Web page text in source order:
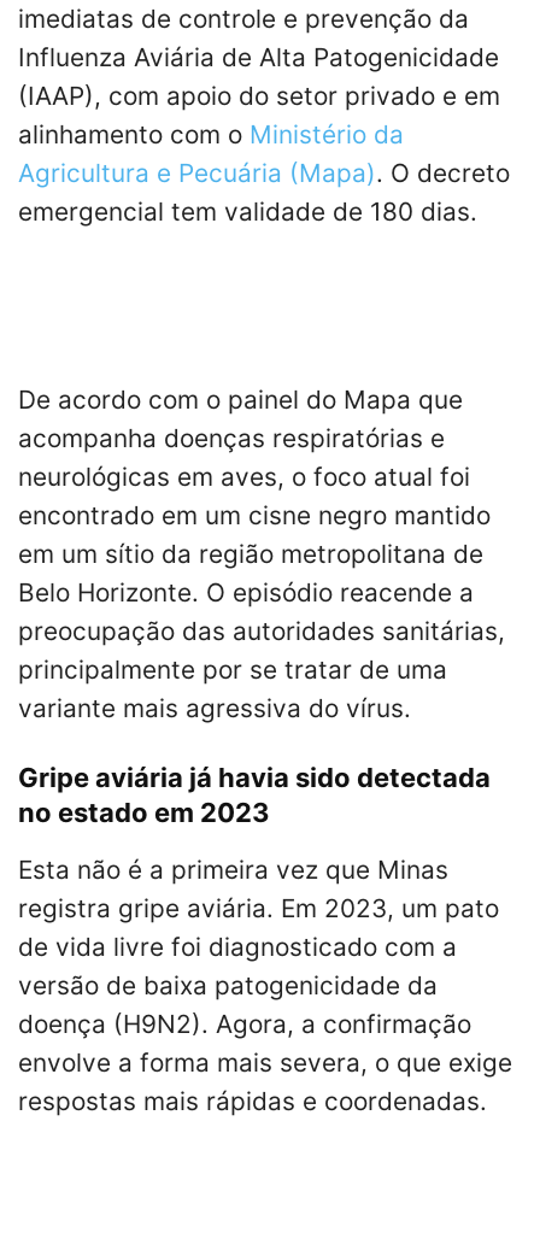
imediatas de controle e prevenção da
Influenza Aviária de Alta Patogenicidade
(IAAP), com apoio do setor privado e em
alinhamento com o Ministério da
Agricultura e Pecuária (Mapa). O decreto
emergencial tem validade de 180 dias.
De acordo com o painel do Mapa que
acompanha doenças respiratórias e
neurológicas em aves, o foco atual foi
encontrado em um cisne negro mantido
em um sítio da região metropolitana de
Belo Horizonte. O episódio reacende a
preocupação das autoridades sanitárias,
principalmente por se tratar de uma
variante mais agressiva do vírus.
Gripe aviária já havia sido detectada
no estado em 2023
Esta não é a primeira vez que Minas
registra gripe aviária. Em 2023, um pato
de vida livre foi diagnosticado com a
versão de baixa patogenicidade da
doença (H9N2). Agora, a confirmação
envolve a forma mais severa, o que exige
respostas mais rápidas e coordenadas.